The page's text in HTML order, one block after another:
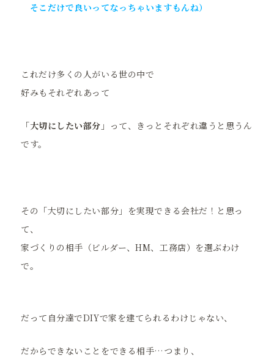
そこだけで良いってなっちゃいますもんね）
これだけ多くの人がいる世の中で
好みもそれぞれあって
「大切にしたい部分」 って、きっとそれぞれ違うと思うん
です。
その「大切にしたい部分」を実現できる会社だ！と思っ
て、
家づくりの相手（ビルダー、HM、工務店）を選ぶわけ
で。
だって自分達でDIYで家を建てられるわけじゃない、
だからできないことをできる相手…つまり、